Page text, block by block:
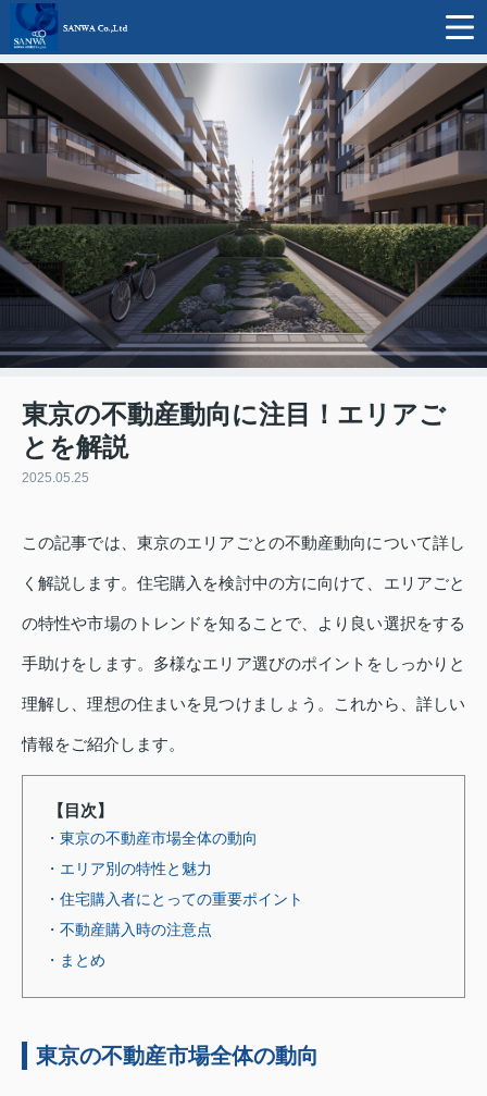
東京の不動産動向に注目！エリアご
とを解説
2025.05.25
この記事では、東京のエリアごとの不動産動向について詳し
く解説します。住宅購入を検討中の方に向けて、エリアごと
の特性や市場のトレンドを知ることで、より良い選択をする
手助けをします。多様なエリア選びのポイントをしっかりと
理解し、理想の住まいを見つけましょう。これから、詳しい
情報をご紹介します。
【目次】
・東京の不動産市場全体の動向
・エリア別の特性と魅力
・住宅購入者にとっての重要ポイント
・不動産購入時の注意点
・まとめ
東京の不動産市場全体の動向